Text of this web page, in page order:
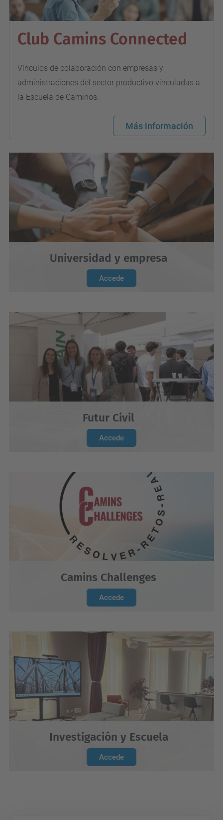
Club Camins Connected
Vínculos de colaboración con empresas y
administraciones del sector productivo vinculadas a
la Escuela de Caminos.
Más información
Universidad y empresa
Accede
Futur Civil
Accede
Camins Challenges
Accede
Investigación y Escuela
Accede